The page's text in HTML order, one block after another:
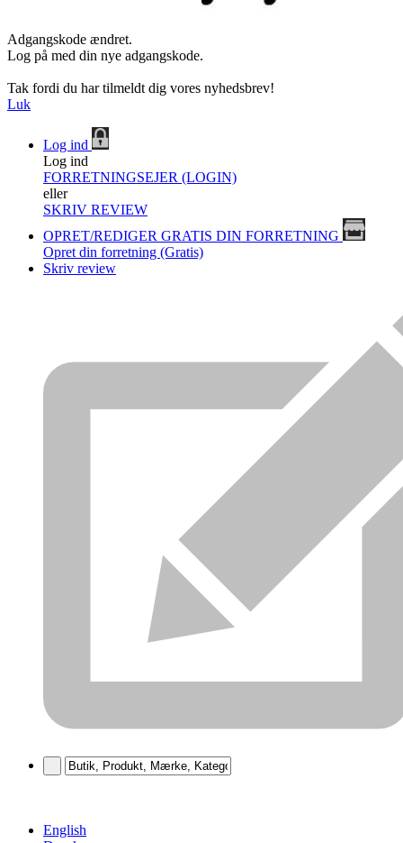
Adgangskode ændret.
Log på med din nye adgangskode.
Tak fordi du har tilmeldt dig vores nyhedsbrev!
Luk
Log ind
Log ind
FORRETNINGSEJER (LOGIN)
eller
SKRIV REVIEW
OPRET/REDIGER GRATIS DIN FORRETNING
Opret din forretning (Gratis)
Skriv review
English